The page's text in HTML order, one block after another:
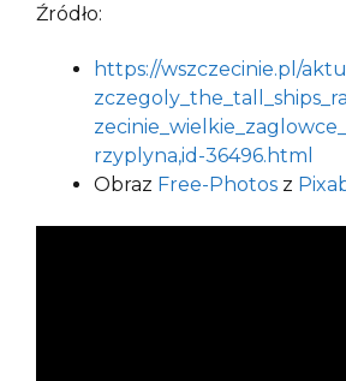
Źródło:
https://wszczecinie.pl/
rzyplyna,id-36496.html
Obraz Free-Photos z